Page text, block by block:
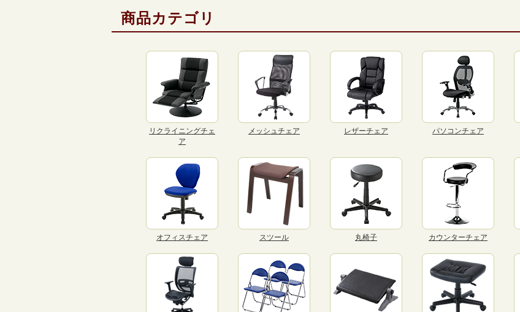
商品カテゴリ
リクライニングチェ
ア
メッシュチェア レザーチェア パソコンチェア
オフィスチェア スツール 丸椅子 カウンターチェア